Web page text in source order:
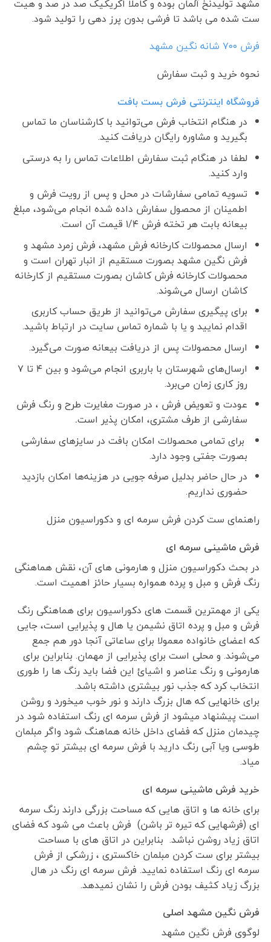
ست شده می باشد تا فرشی بدون پرز دهی را تولید شود.
فرش ٧٠٠ شانه نگین مشهد
نحوه خرید و ثبت سفارش
فروشگاه اینترنتی فرش بست بافت
در هنگام انتخاب فرش می‌توانید با کارشناسان ما تماس
بگیرید و مشاوره رایگان دریافت کنید.
لطفا در هنگام ثبت سفارش اطلاعات تماس را به درستی
وارد کنید.
تسویه تمامی سفارشات در محل و پس از رویت فرش و
اطمینان از محصول سفارش داده شده انجام می‌شود، مبلغ
بیعانه بابت هر تخته فرش ۱/۴ قیمت آن است.
ارسال محصولات کارخانه فرش مشهد، فرش زمرد مشهد و
فرش نگین مشهد بصورت مستقیم از انبار تهران است و
محصولات کارخانه فرش کاشان بصورت مستقیم از کارخانه
کاشان ارسال می‌شوند.
برای پیگیری سفارش می‌توانید از طریق حساب کاربری
اقدام نمایید و یا با شماره تماس سایت در ارتباط باشید.
ارسال محصولات پس از دریافت بیعانه صورت می‌گیرد.
ارسال‌های شهرستان با باربری انجام می‌شود و بین ۴ تا ۷
روز کاری زمان می‌برد.
عودت و تعویض فرش ، در صورت مغایرت طرح و رنگ فرش
سفارشی از طرف مشتری، امکان پذیر است.
برای تمامی محصولات امکان بافت در سایزهای سفارشی
بصورت جفتی وجود دارد.
در حال حاضر بدلیل صرفه جویی در هزینه‌ها امکان بازدید
حضوری نداریم.
راهنمای ست کردن فرش سرمه ای و دکوراسیون منزل
فرش ماشینی سرمه ای
در بحث دکوراسیون منزل و هارمونی های آن، نقش هماهنگی
رنگ فرش و مبل و پرده همواره بسیار حائز اهمیت است.
یکی از مهمترین قسمت های دکوراسیون برای هماهنگی رنگ
فرش و مبل و پرده اتاق نشیمن یا هال و پذیرایی است، جایی
که اعضای خانواده معمولا برای ساعاتی آنجا دور هم جمع
می‌شوند. و محلی است برای پذیرایی از مهمان. بنابراین برای
هارمونی و رنگ عناصر و اشیائ این فضا باید رنگ ها را طوری
انتخاب کرد که جذب نور بیشتری داشته باشد.
برای خانهایی که هال بزرگ دارند و نور خوب میخورد و روشن
است پیشنهاد میشود از فرش سرمه ای رنگ استفاده شود در
چیدمان منزل که فضای داخل خانه هماهنگ شود واگر مبلمان
طوسی ویا آبی رنگ دارید با فرش سرمه ای بیشتر تو چشم
میاد.
خرید فرش ماشینی سرمه ای
برای خانه ها و اتاق هایی که مساحت بزرگی دارند رنگ سرمه
ای (فرشهایی که تیره تر باشن) فرش باعث می شود که فضای
اتاق زیاد روشن نباشد. بنابراین در اتاق های با مساحت
بیشتر برای ست کردن مبلمان خاکستری ، زرشکی از فرش
سرمه ای رنگ استفاده نمایید. فرش سرمه ای رنگ در هال
بزرگ زیاد کثیف بودن فرش را نشان نمیدهد.
فرش نگین مشهد اصلی
لوگوی فرش نگین مشهد